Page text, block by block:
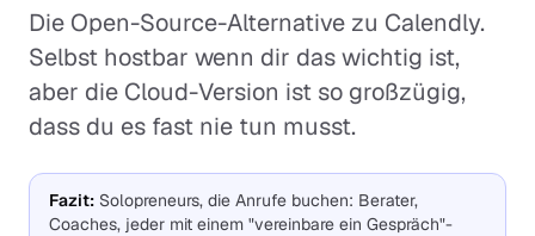
Die Open-Source-Alternative zu Calendly.
Selbst hostbar wenn dir das wichtig ist,
aber die Cloud-Version ist so großzügig,
dass du es fast nie tun musst.
Fazit: Solopreneurs, die Anrufe buchen: Berater,
Coaches, jeder mit einem "vereinbare ein Gespräch"-